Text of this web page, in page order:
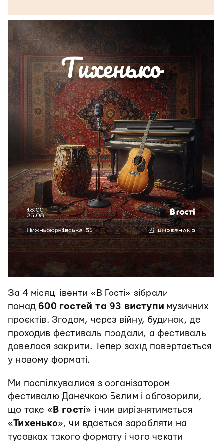
За 4 місяці івенти «В Гості» зібрали
понад600 гостей та 93 виступи музичних
проєктів. Згодом, через війну, будинок, де
проходив фестиваль продали, а фестиваль
довелося закрити. Тепер захід повертається
у новому форматі.
Ми поспілкувалися з організатором
фестивалю Данєчкою Бєлим і обговорили,
що таке « В гості» і чим вирізнятиметься
«Тихенько», чи вдається заробляти на
тусовках такого формату і чого чекати